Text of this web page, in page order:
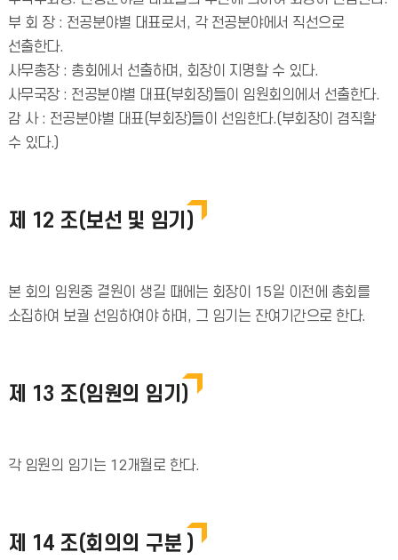
부 회 장 : 전공분야별 대표로서, 각 전공분야에서 직선으로
선출한다.
사무총장 : 총회에서 선출하며, 회장이 지명할 수 있다.
사무국장 : 전공분야별 대표(부회장)들이 임원회의에서 선출한다.
감 사 : 전공분야별 대표(부회장)들이 선임한다.(부회장이 겸직할
수 있다.)
제 12 조(보선 및 임기)
본 회의 임원중 결원이 생길 때에는 회장이 15일 이전에 총회를
소집하여 보궐 선임하여야 하며, 그 임기는 잔여기간으로 한다.
제 13 조(임원의 임기)
각 임원의 임기는 12개월로 한다.
제 14 조(회의의 구분 )